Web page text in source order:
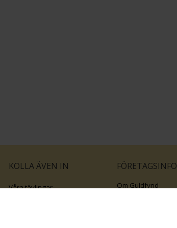
KOLLA ÄVEN IN
Våra tävlingar
FÖRETAGSINFO
Om Guldfynd